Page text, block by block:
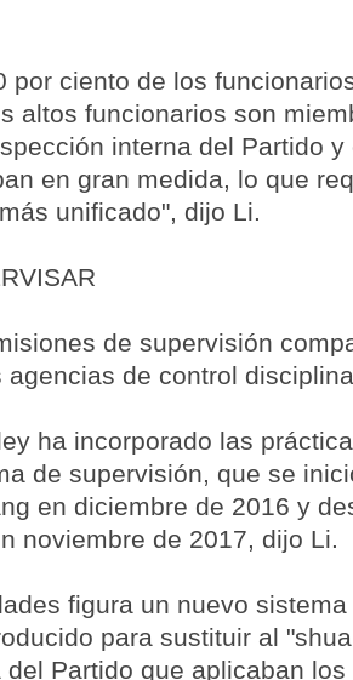
por ciento de los
altos funcionarios son
interna del Partido
en gran medida, lo que
unificado", dijo Li.
de supervisión
agencias de control
ha incorporado las
de supervisión, que se
en diciembre de 2016 y
noviembre de 2017, dijo Li.
figura un nuevo
para sustituir al
del Partido que aplicaban